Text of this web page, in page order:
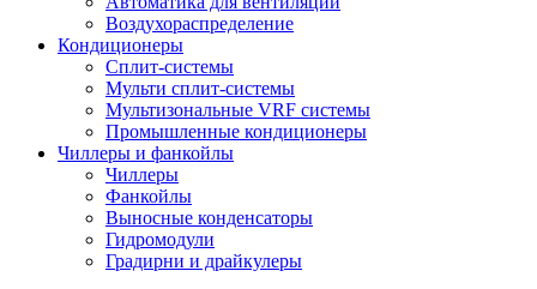
Воздухораспределение
Кондиционеры
Сплит-системы
Мульти сплит-системы
Мультизональные VRF системы
Промышленные кондиционеры
Чиллеры и фанкойлы
Чиллеры
Фанкойлы
Выносные конденсаторы
Гидромодули
Градирни и драйкулеры